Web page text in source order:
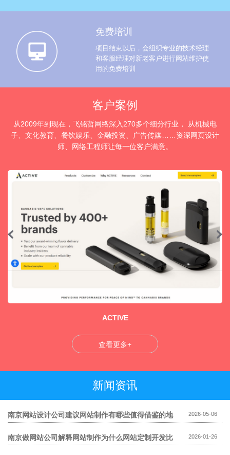
免费培训
项目结束以后，会组织专业的技术经理
和客服经理对新老客户进行网站维护使
用的免费培训
客户案例
从2009年到现在，飞铭哲网络深入270多个细分行业， 从机械电
子、文化教育、餐饮娱乐、金融投资、广告传媒……资深网页设计
师、网络工程师让每一位客户满意。
ACTIVE
查看更多+
新闻资讯
南京网站设计公司建议网站制作有哪些值得借鉴的地
2026-05-06
南京做网站公司解释网站制作为什么网站定制开发比
2026-01-26